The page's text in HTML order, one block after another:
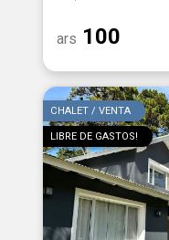
ars 100
CHALET / VENTA
LIBRE DE GASTOS!